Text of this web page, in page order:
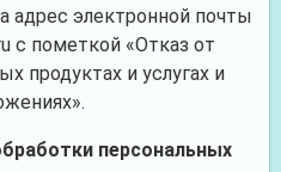
адрес электронной почты
с пометкой «Отказ от
продуктах и услугах и
персональных